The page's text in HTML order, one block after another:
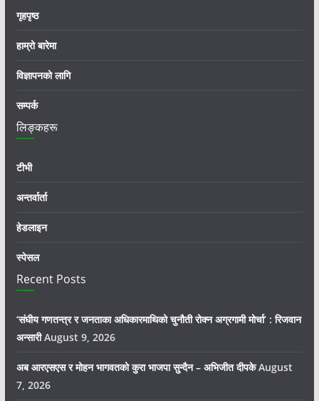
गृहपृष्ठ
हाम्रो बारेमा
विज्ञापनको लागि
सम्पर्क
लिङ्कहरू
टीभी
अन्तर्वार्ता
हेडलाइन
स्पेसल
Recent Posts
‘संघीय गणतन्त्र र जनताका अधिकारमाथिको चुनौती रोक्न अग्रगामी मोर्चा’ : रिजवान
अन्सारी August 9, 2026
अब आरएसएस र मोहन भागवतको कुरा भाजपा सुन्दैन – अभिजीत दीपके August
7, 2026